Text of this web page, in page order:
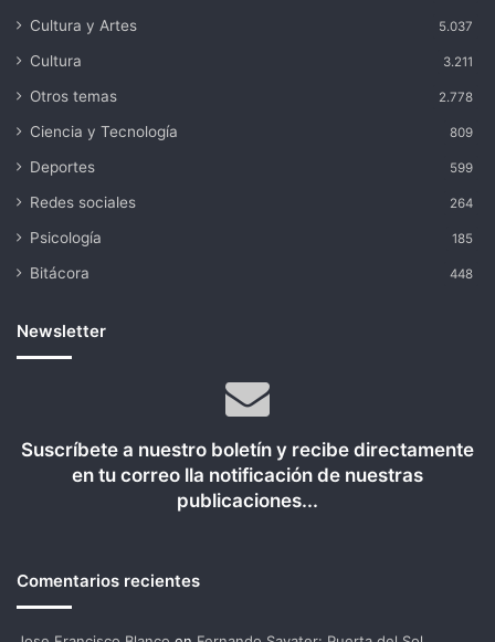
Cultura y Artes 5.037
Cultura 3.211
Otros temas 2.778
Ciencia y Tecnología 809
Deportes 599
Redes sociales 264
Psicología 185
Bitácora 448
Newsletter
Suscríbete a nuestro boletín y recibe directamente
en tu correo lla notificación de nuestras
publicaciones...
Comentarios recientes